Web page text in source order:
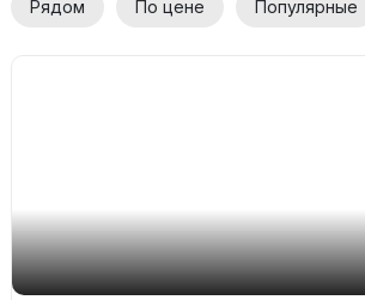
Рядом По цене Популярные